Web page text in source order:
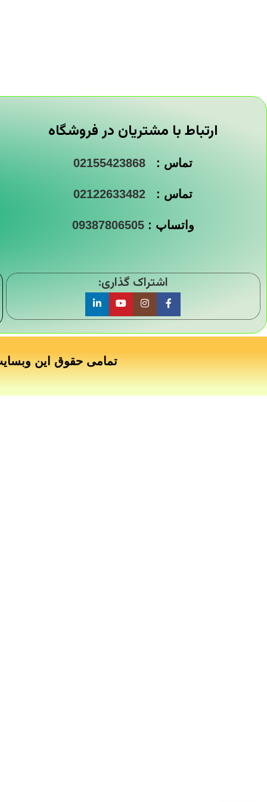
ارتباط با مشتریان در فروشگاه
تماس : 02155423868
تماس : 02122633482
واتساپ :09387806505
اشتراک گذاری:
تمامی حقوق این